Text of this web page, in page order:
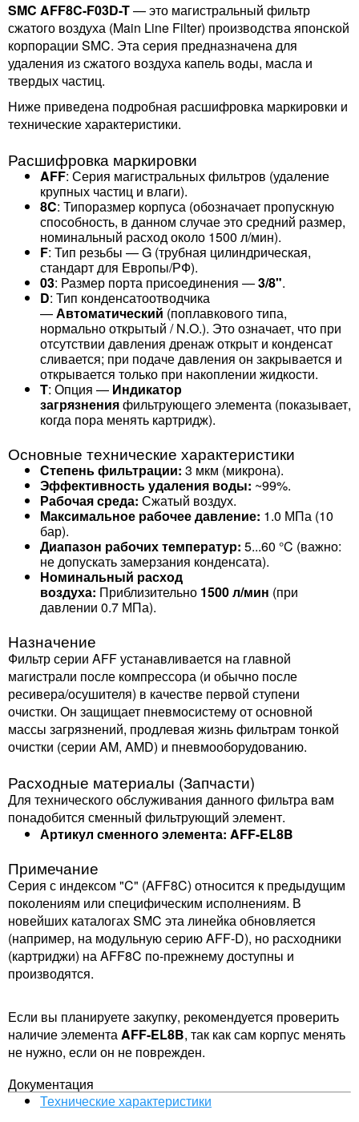
SMC AFF8C-F03D-T— это магистральный фильтр
сжатого воздуха (Main Line Filter) производства японской
корпорации SMC. Эта серия предназначена для
удаления из сжатого воздуха капель воды, масла и
твердых частиц.
Ниже приведена подробная расшифровка маркировки и
технические характеристики.
Расшифровка маркировки
AFF: Серия магистральных фильтров (удаление
крупных частиц и влаги).
8C: Типоразмер корпуса (обозначает пропускную
способность, в данном случае это средний размер,
номинальный расход около 1500 л/мин).
F: Тип резьбы — G (трубная цилиндрическая,
стандарт для Европы/РФ).
03: Размер порта присоединения —3/8".
D: Тип конденсатоотводчика
—Автоматический (поплавкового типа,
нормально открытый / N.O.). Это означает, что при
отсутствии давления дренаж открыт и конденсат
сливается; при подаче давления он закрывается и
открывается только при накоплении жидкости.
T: Опция — Индикатор
загрязненияфильтрующего элемента (показывает,
когда пора менять картридж).
Основные технические характеристики
Степень фильтрации: 3 мкм (микрона).
Эффективность удаления воды: ~99%.
Рабочая среда: Сжатый воздух.
Максимальное рабочее давление: 1.0 МПа (10
бар).
Диапазон рабочих температур: 5...60 °C (важно:
не допускать замерзания конденсата).
Номинальный расход
воздуха: Приблизительно 1500 л/мин (при
давлении 0.7 МПа).
Назначение
Фильтр серии AFF устанавливается на главной
магистрали после компрессора (и обычно после
ресивера/осушителя) в качестве первой ступени
очистки. Он защищает пневмосистему от основной
массы загрязнений, продлевая жизнь фильтрам тонкой
очистки (серии AM, AMD) и пневмооборудованию.
Расходные материалы (Запчасти)
Для технического обслуживания данного фильтра вам
понадобится сменный фильтрующий элемент.
Артикул сменного элемента: AFF-EL8B
Примечание
Серия с индексом "C" (AFF8C) относится к предыдущим
поколениям или специфическим исполнениям. В
новейших каталогах SMC эта линейка обновляется
(например, на модульную серию AFF-D), но расходники
(картриджи) на AFF8C по-прежнему доступны и
производятся.
Если вы планируете закупку, рекомендуется проверить
наличие элементаAFF-EL8B, так как сам корпус менять
не нужно, если он не поврежден.
Документация
Технические характеристики